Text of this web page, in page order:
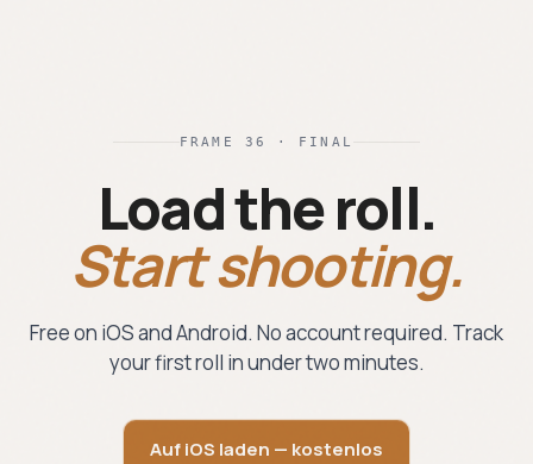
FRAME 36 · FINAL
Load the roll.
Start shooting.
Free on iOS and Android. No account required. Track
your first roll in under two minutes.
Auf iOS laden — kostenlos